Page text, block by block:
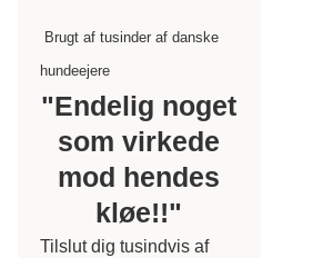
Brugt af tusinder af danske
hundeejere
"Endelig noget
som virkede
mod hendes
kløe!!"
Tilslut dig tusindvis af